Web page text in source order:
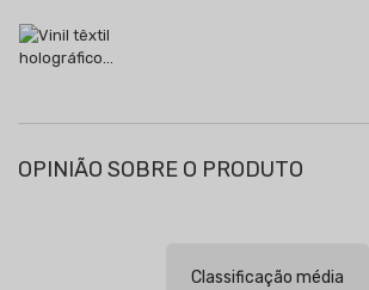
OPINIÃO SOBRE O PRODUTO
Classificação média